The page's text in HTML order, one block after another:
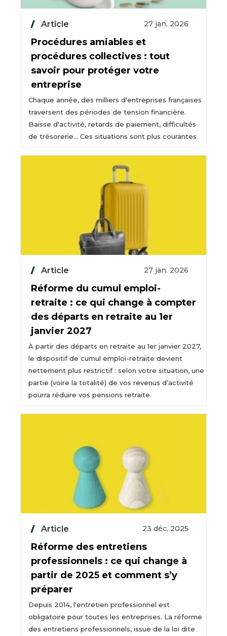
Article 27 jan. 2026
Procédures amiables et
procédures collectives : tout
savoir pour protéger votre
entreprise
Chaque année, des milliers d'entreprises françaises
traversent des périodes de tension financière.
Baisse d'activité, retards de paiement, difficultés
de trésorerie… Ces situations sont plus courantes
Article 27 jan. 2026
Réforme du cumul emploi-
retraite : ce qui change à compter
des départs en retraite au 1er
janvier 2027
À partir des départs en retraite au 1er janvier 2027,
le dispositif de cumul emploi-retraite devient
nettement plus restrictif : selon votre situation, une
partie (voire la totalité) de vos revenus d’activité
pourra réduire vos pensions retraite.
Article 23 déc. 2025
Réforme des entretiens
professionnels : ce qui change à
partir de 2025 et comment s’y
préparer
Depuis 2014, l'entretien professionnel est
obligatoire pour toutes les entreprises. La réforme
des entretiens professionnels, issue de la loi dite